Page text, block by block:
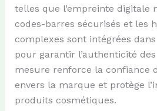
telles que l’empreinte digitale
codes-barres sécurisés et les
complexes sont intégrées
pour garantir l’authenticité
mesure renforce la confiance
envers la marque et protège
produits cosmétiques.